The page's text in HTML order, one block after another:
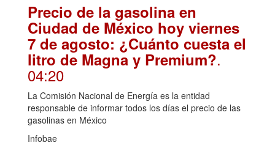
Precio de la gasolina en
Ciudad de México hoy viernes
7 de agosto: ¿Cuánto cuesta el
litro de Magna y Premium?.
04:20
La Comisión Nacional de Energía es la entidad
responsable de informar todos los días el precio de las
gasolinas en México
Infobae